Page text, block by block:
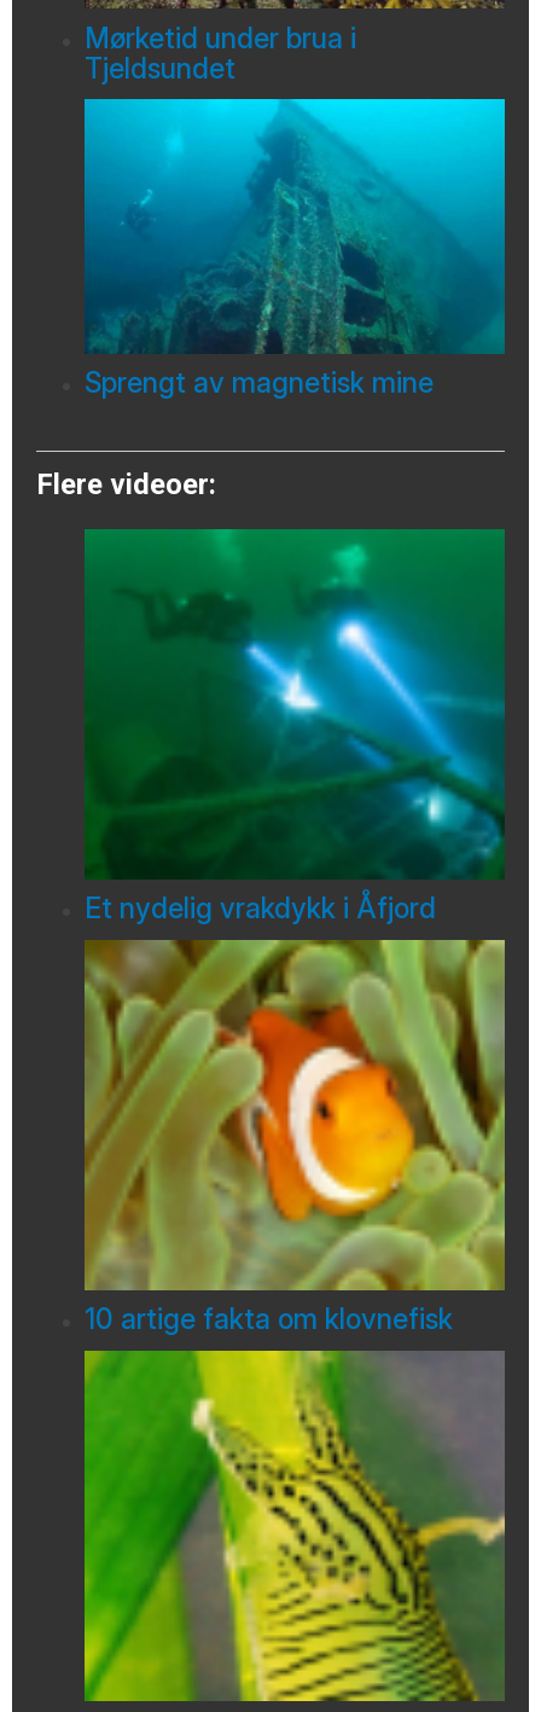
Mørketid under brua i
Tjeldsundet
Sprengt av magnetisk mine
Flere videoer:
Et nydelig vrakdykk i Åfjord
10 artige fakta om klovnefisk